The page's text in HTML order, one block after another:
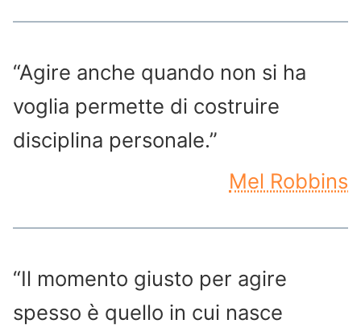
“Agire anche quando non si ha
voglia permette di costruire
disciplina personale.”
Mel Robbins
“Il momento giusto per agire
spesso è quello in cui nasce